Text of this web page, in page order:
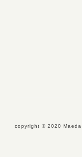
copyright ©︎ 2020